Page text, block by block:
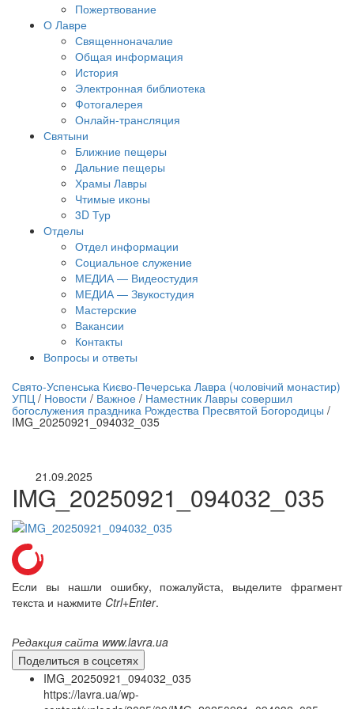
Пожертвование
О Лавре
Священноначалие
Общая информация
История
Электронная библиотека
Фотогалерея
Онлайн-трансляция
Святыни
Ближние пещеры
Дальние пещеры
Храмы Лавры
Чтимые иконы
3D Тур
Отделы
Отдел информации
Социальное служение
МЕДИА — Видеостудия
МЕДИА — Звукостудия
Мастерские
Вакансии
Контакты
Вопросы и ответы
трансляция | 12 сентября
трансляции
Свято-Успенська Києво-Печерська Лавра (чоловічий монастир)
УПЦ / Новости / Важное / Наместник Лавры совершил
богослужения праздника Рождества Пресвятой Богородицы /
IMG_20250921_094032_035
21.09.2025
IMG_20250921_094032_035
Если вы нашли ошибку, пожалуйста, выделите фрагмент
текста и нажмите Ctrl+Enter.
Редакция сайта www.lavra.ua
Поделиться в соцсетях
IMG_20250921_094032_035
https://lavra.ua/wp-